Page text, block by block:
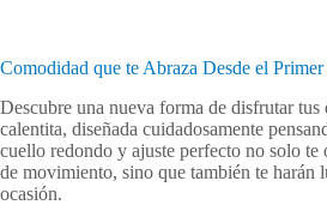
Comodidad que te Abraza Desde el
Descubre una nueva forma de disfrutar tus
calentita, diseñada cuidadosamente
cuello redondo y ajuste perfecto no solo te
de movimiento, sino que también te harán
ocasión.